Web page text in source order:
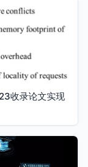
收录论文实现